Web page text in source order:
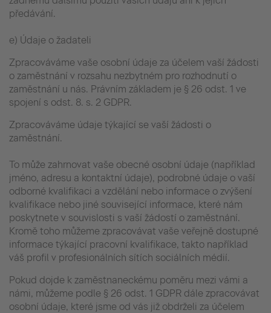
předávání.
e) Údaje o žadateli
Zpracováváme vaše osobní údaje za účelem vaší žádosti
o zaměstnání v rozsahu nezbytném pro rozhodnutí o
zaměstnání u nás. Právním základem je § 26 odst. 1 ve
spojení s odst. 8. s. 2 GDPR.
Zpracováváme údaje týkající se vaší žádosti o
zaměstnání.
To může zahrnovat vaše obecné osobní údaje (například
jméno, adresu a kontaktní údaje), podrobné údaje o vaší
odborné kvalifikaci a vzdělání nebo informace o zvýšení
kvalifikace nebo jiné související informace, které nám
poskytnete v souvislosti s vaší žádostí o zaměstnání.
Kromě toho můžeme zpracovávat vaše veřejně dostupné
informace týkající pracovní kvalifikace, takto například
váš profil v profesionálních sítích sociálních médií.
Pokud dojde k zaměstnaneckému poměru mezi vámi a
námi, můžeme podle § 26 odst. 1 GDPR dále zpracovávat
osobní údaje, které jsme od vás již obdrželi za účelem